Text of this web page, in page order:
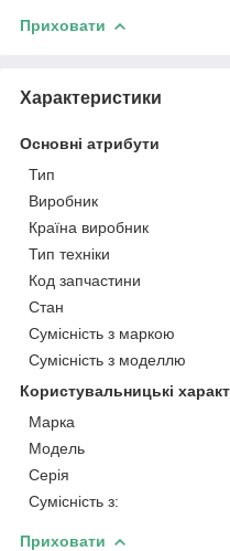
Приховати
Характеристики
Основні атрибути
Тип
Виробник
Країна виробник
Тип техніки
Код запчастини
Стан
Сумісність з маркою
Сумісність з моделлю
Користувальницькі
Марка
Модель
Серія
Сумісність з:
Приховати